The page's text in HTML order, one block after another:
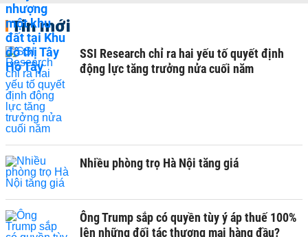
Tin mới
SSI Research chỉ ra hai yếu tố quyết định
động lực tăng trưởng nửa cuối năm
Nhiều phòng trọ Hà Nội tăng giá
Ông Trump sắp có quyền tùy ý áp thuế 100%
lên những đối tác thương mại hàng đầu?